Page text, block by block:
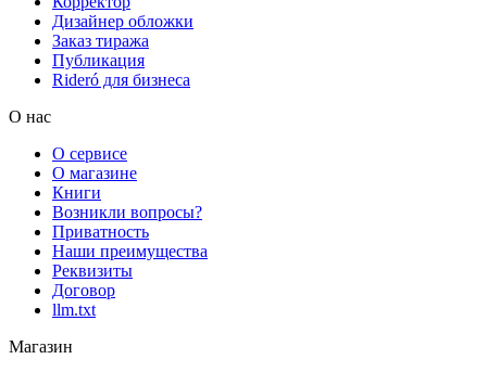
Дизайнер обложки
Заказ тиража
Публикация
Rideró для бизнеса
О нас
О сервисе
О магазине
Книги
Возникли вопросы?
Приватность
Наши преимущества
Реквизиты
Договор
llm.txt
Магазин